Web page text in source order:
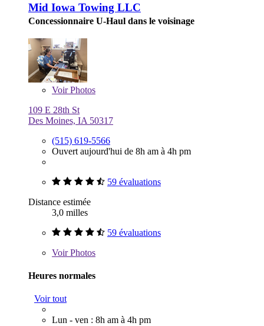
Mid Iowa Towing LLC
Concessionnaire U-Haul dans le voisinage
VoirPhotos
109 E 28th St
Des Moines, IA 50317
(515) 619-5566
Ouvert aujourd'hui de 8h am à 4h pm
59 évaluations
Distance estimée
3,0 milles
59 évaluations
VoirPhotos
Heures normales
Voir tout
Lun - ven : 8h am à 4h pm